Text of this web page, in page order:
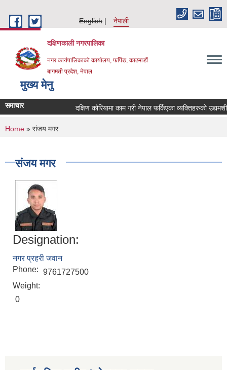
English
नेपाली
दक्षिणकाली नगरपालिका
नगर कार्यपालिकाको कार्यालय, फर्पिङ, काठमाडौं
बागमती प्रदेश, नेपाल
मुख्य मेनु
समाचार दक्षिण कोरियामा काम गरी नेपाल फर्किएका व्यक्तिहरुको
You are here
Home » संजय मगर
संजय मगर
Designation:
नगर प्रहरी जवान
Phone: 9761727500
Weight:
0